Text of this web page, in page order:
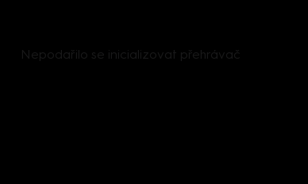
Nepodařilo se inicializovat přehrávač